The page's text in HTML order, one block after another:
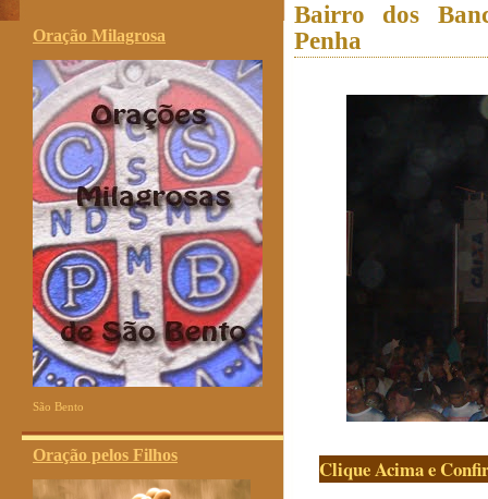
Oração Milagrosa
São Bento
Oração pelos Filhos
Bairro dos
Penha
Clique Acima e